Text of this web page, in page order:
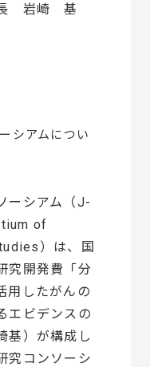
長 岩崎 基
シアムについ
ーシアム（J-
of
）は、国
究開発費「分
用したがんの
エビデンスの
）が構成し
究コンソーシ